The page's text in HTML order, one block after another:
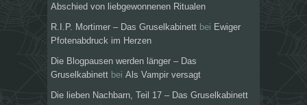
Abschied von liebgewonnenen Ritualen
R.I.P. Mortimer – Das Gruselkabinett bei Ewiger
Pfotenabdruck im Herzen
Die Blogpausen werden länger – Das
Gruselkabinett bei Als Vampir versagt
Die lieben Nachbarn, Teil 17 – Das Gruselkabinett